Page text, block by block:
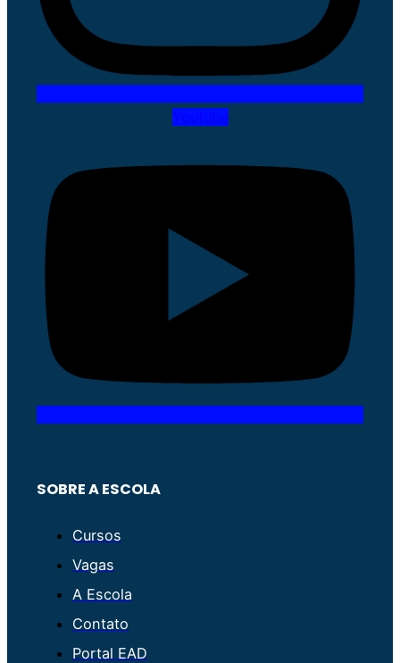
SOBRE A ESCOLA
Cursos
Vagas
A Escola
Contato
Portal EAD